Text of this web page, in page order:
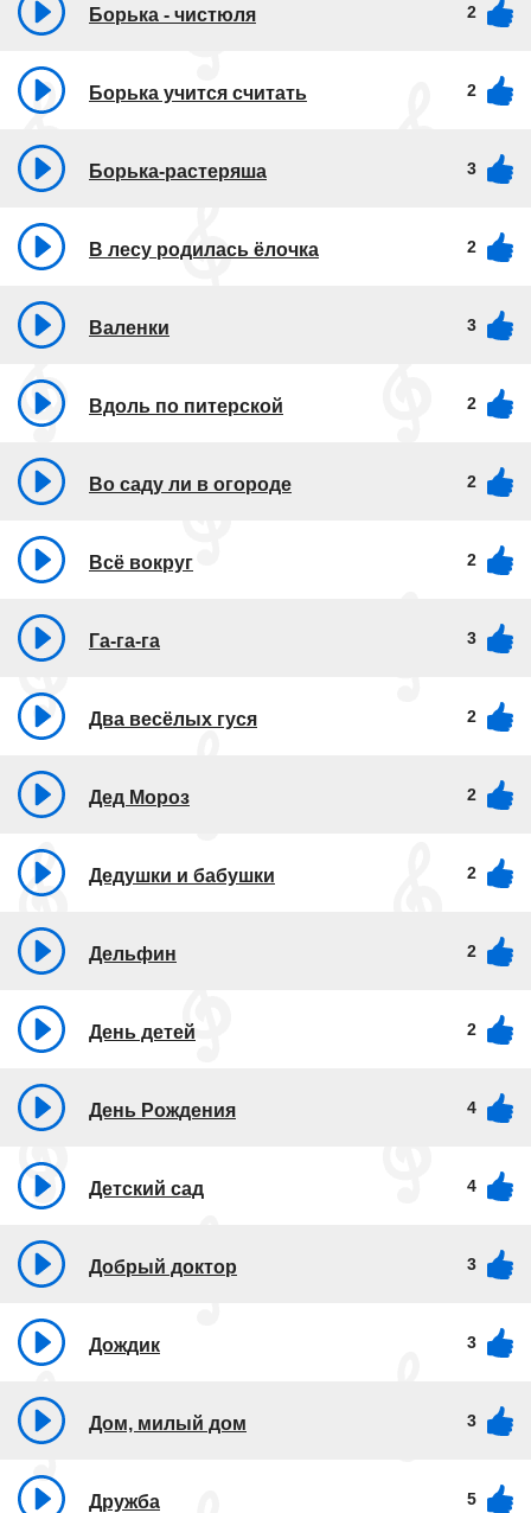
Борька - чистюля 2
Борька учится считать 2
Борька-растеряша 3
В лесу родилась ёлочка 2
Валенки 3
Вдоль по питерской 2
Во саду ли в огороде 2
Всё вокруг 2
Га-га-га 3
Два весёлых гуся 2
Дед Мороз 2
Дедушки и бабушки 2
Дельфин 2
День детей 2
День Рождения 4
Детский сад 4
Добрый доктор 3
Дождик 3
Дом, милый дом 3
Дружба 5